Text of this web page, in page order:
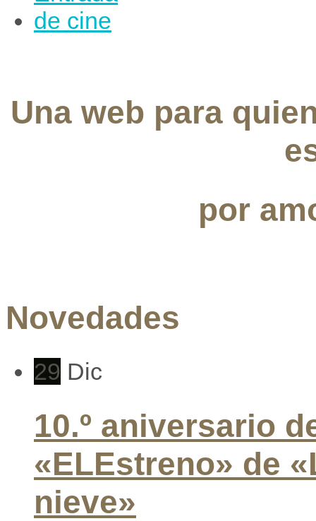
Una web para
por
Novedades
29 Dic
10.º aniversario
«ELEstreno» de
nieve»